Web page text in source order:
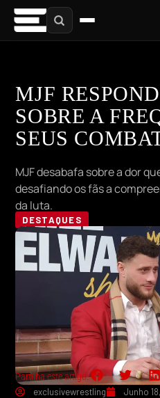
MJF
SOBRE A
SEUS
MJF desabafa sobre a dor
desafiando os fãs a
da luta.
DESTAQUES
Partilha este artigo:
exclusivewrestling
Junho